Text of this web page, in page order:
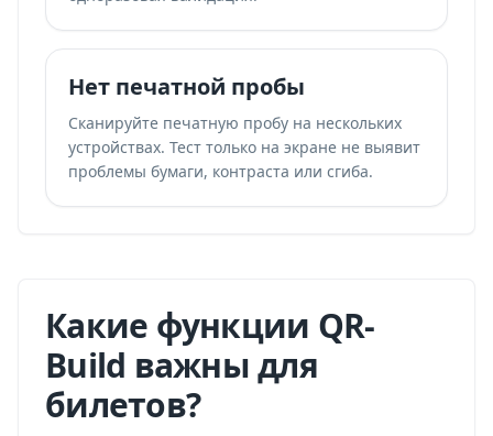
Нет печатной пробы
Сканируйте печатную пробу на нескольких
устройствах. Тест только на экране не выявит
проблемы бумаги, контраста или сгиба.
Какие функции QR-
Build важны для
билетов?